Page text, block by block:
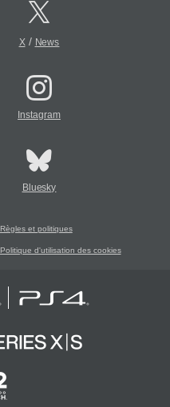
X/ News
Instagram
Bluesky
Règles et politiques
Politique d'utilisation des cookies